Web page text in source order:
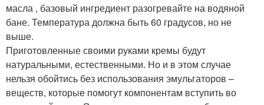
масла , базовый ингредиент разогревайте на водяной
бане. Температура должна быть 60 градусов, но не
выше.
Приготовленные своими руками кремы будут
натуральными, естественными. Но и в этом случае
нельзя обойтись без использования эмульгаторов –
веществ, которые помогут компонентам вступить во